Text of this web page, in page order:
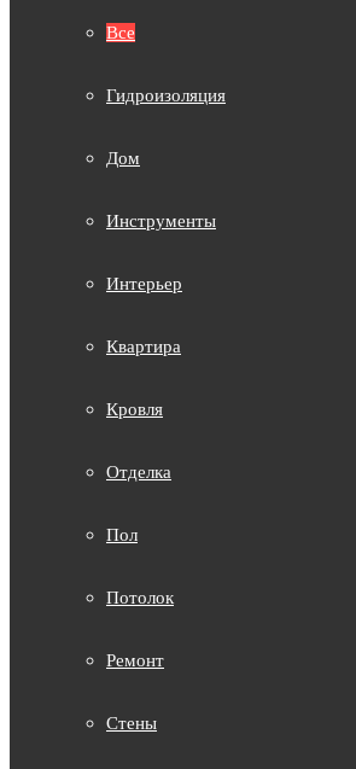
Все
Гидроизоляция
Дом
Инструменты
Интерьер
Квартира
Кровля
Отделка
Пол
Потолок
Ремонт
Стены